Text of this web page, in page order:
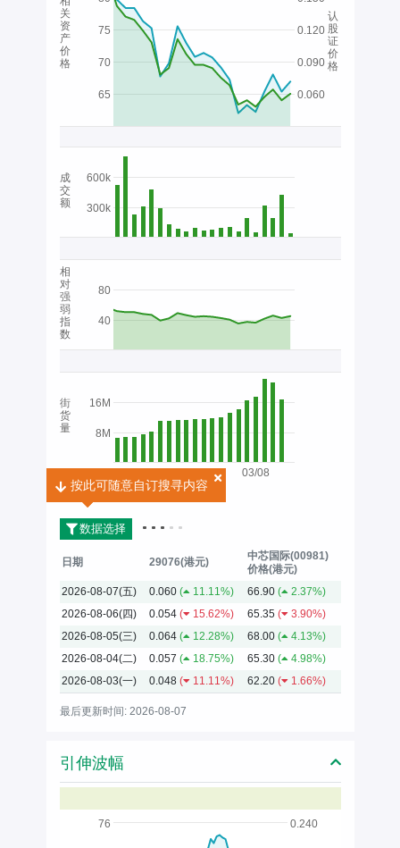
03/08
65
70
75 0.120
0.060
0.090
300k
600k
40
80
8M
16M
2026
关
资
产
价
格
认
股
证
价
格
成
交
额
相
对
强
弱
指
数
街
货
量
数据选择
按此可随意自订搜寻内容
按此可随意自订搜寻内容
日期 29076(港元)
中芯国际(00981)
价格(港元)
2026-08-07(五)
0.060 ( 11.11%) 66.90 (
2.37%)
2026-08-06(四)
0.054 ( 15.62%) 65.35 (
3.90%)
2026-08-05(三)
0.064 ( 12.28%) 68.00 (
4.13%)
2026-08-04(二)
0.057 ( 18.75%) 65.30 (
4.98%)
2026-08-03(一)
0.048 ( 11.11%) 62.20 ( 1.66%)
最后更新时间: 2026-08-07
引伸波幅
76 0.240